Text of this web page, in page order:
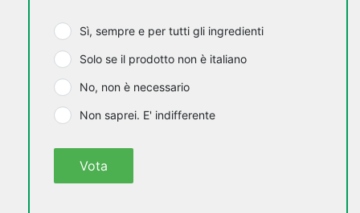
Sì, sempre e per tutti gli ingredienti
Solo se il prodotto non è italiano
No, non è necessario
Non saprei. E' indifferente
Vota